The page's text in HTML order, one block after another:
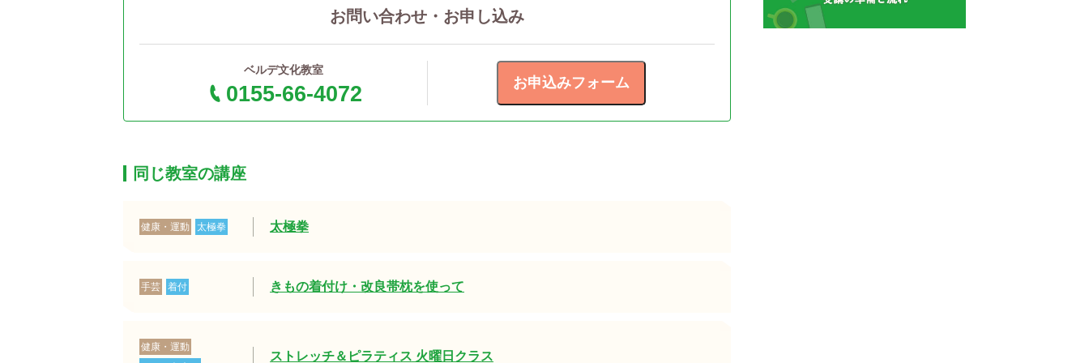
お問い合わせ・お申し込み
ベルデ文化教室
0155-66-4072
同じ教室の講座
健康・運動 太極拳 太極拳
手芸 着付 きもの着付け・改良帯枕を使って
健康・運動
ストレッチ＆ピラティス 火曜日クラス